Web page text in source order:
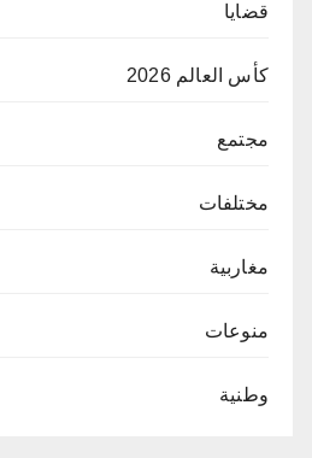
قضايا
كأس العالم 2026
مجتمع
مختلفات
مغاربية
منوعات
وطنية